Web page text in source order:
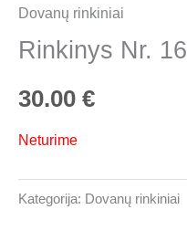
Dovanų rinkiniai
Rinkinys Nr. 16
30.00 €
Neturime
Kategorija: Dovanų rinkiniai